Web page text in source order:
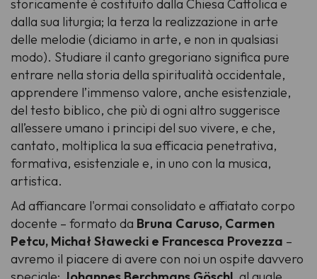
storicamente è costituito dalla Chiesa Cattolica e
dalla sua liturgia; la terza la realizzazione in arte
delle melodie (diciamo in arte, e non in qualsiasi
modo). Studiare il canto gregoriano significa pure
entrare nella storia della spiritualità occidentale,
apprendere l’immenso valore, anche esistenziale,
del testo biblico, che più di ogni altro suggerisce
all’essere umano i principi del suo vivere, e che,
cantato, moltiplica la sua efficacia penetrativa,
formativa, esistenziale e, in uno con la musica,
artistica.
Ad affiancare l'ormai consolidato e affiatato corpo
docente – formato da Bruna Caruso, Carmen
Petcu, Michał Sławecki e Francesca Provezza –
avremo il piacere di avere con noi un ospite davvero